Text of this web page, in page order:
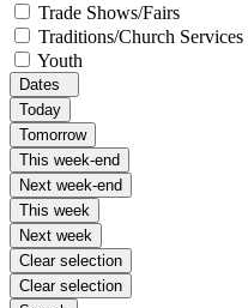
Trade Shows/Fairs
Traditions/Church Services
Youth
Dates
Today
Tomorrow
This week-end
Next week-end
This week
Next week
Clear selection
Clear selection